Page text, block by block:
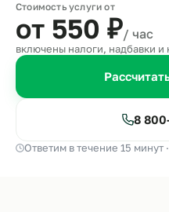
Стоимость услуги от
от 550 ₽/ час
включены налоги, надбавки
8
Ответим в течение 15 минут